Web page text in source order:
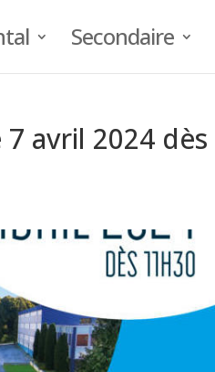
Secondaire
7 avril 2024 dès